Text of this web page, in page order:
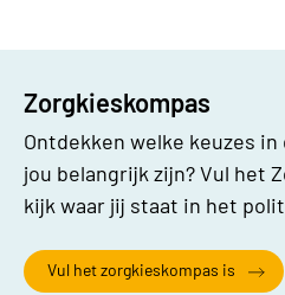
Zorgkieskompas
Ontdekken welke keuzes
jou belangrijk zijn? Vul het
kijk waar jij staat in het
Vul het zorgkieskompas is